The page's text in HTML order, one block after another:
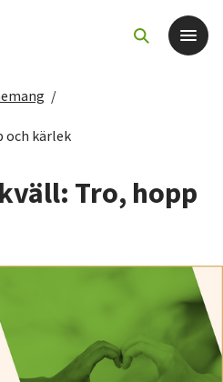
/
och kärlek
Tro, hopp